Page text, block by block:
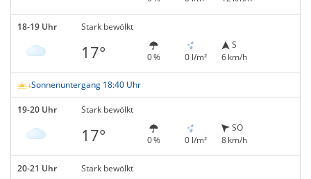
18-19 Uhr Stark bewölkt
17° 0 % 0 l/m²
S
6 km/h
Sonnenuntergang 18:40 Uhr
19-20 Uhr Stark bewölkt
17° 0 % 0 l/m²
SO
8 km/h
20-21 Uhr Stark bewölkt